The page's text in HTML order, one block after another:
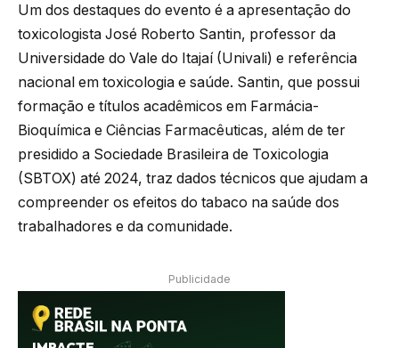
Um dos destaques do evento é a apresentação do
toxicologista José Roberto Santin, professor da
Universidade do Vale do Itajaí (Univali) e referência
nacional em toxicologia e saúde. Santin, que possui
formação e títulos acadêmicos em Farmácia-
Bioquímica e Ciências Farmacêuticas, além de ter
presidido a Sociedade Brasileira de Toxicologia
(SBTOX) até 2024, traz dados técnicos que ajudam a
compreender os efeitos do tabaco na saúde dos
trabalhadores e da comunidade.
Publicidade